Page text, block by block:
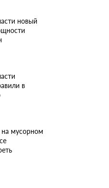
новый
в
мусорном